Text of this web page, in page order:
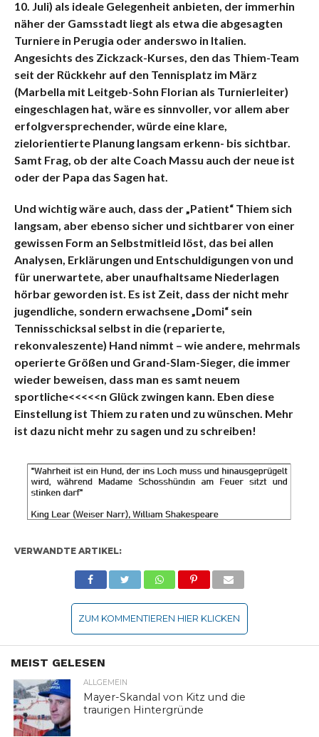
10. Juli) als ideale Gelegenheit anbieten, der immerhin
näher der Gamsstadt liegt als etwa die abgesagten
Turniere in Perugia oder anderswo in Italien.
Angesichts des Zickzack-Kurses, den das Thiem-Team
seit der Rückkehr auf den Tennisplatz im März
(Marbella mit Leitgeb-Sohn Florian als Turnierleiter)
eingeschlagen hat, wäre es sinnvoller, vor allem aber
erfolgversprechender, würde eine klare,
zielorientierte Planung langsam erkenn- bis sichtbar.
Samt Frag, ob der alte Coach Massu auch der neue ist
oder der Papa das Sagen hat.
Und wichtig wäre auch, dass der „Patient“ Thiem sich
langsam, aber ebenso sicher und sichtbarer von einer
gewissen Form an Selbstmitleid löst, das bei allen
Analysen, Erklärungen und Entschuldigungen von und
für unerwartete, aber unaufhaltsame Niederlagen
hörbar geworden ist. Es ist Zeit, dass der nicht mehr
jugendliche, sondern erwachsene „Domi“ sein
Tennisschicksal selbst in die (reparierte,
rekonvaleszente) Hand nimmt – wie andere, mehrmals
operierte Größen und Grand-Slam-Sieger, die immer
wieder beweisen, dass man es samt neuem
sportliche<<<<<n Glück zwingen kann. Eben diese
Einstellung ist Thiem zu raten und zu wünschen. Mehr
ist dazu nicht mehr zu sagen und zu schreiben!
VERWANDTE ARTIKEL:
ZUM KOMMENTIEREN HIER KLICKEN
MEIST GELESEN
ALLGEMEIN
Mayer-Skandal von Kitz und die
traurigen Hintergründe